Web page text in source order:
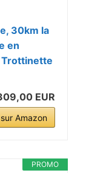
30km la
en
EUR
Amazon
PROMO